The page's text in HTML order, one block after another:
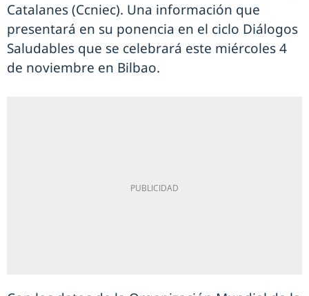
Catalanes (Ccniec). Una información que
presentará en su ponencia en el ciclo Diálogos
Saludables que se celebrará este miércoles 4
de noviembre en Bilbao.